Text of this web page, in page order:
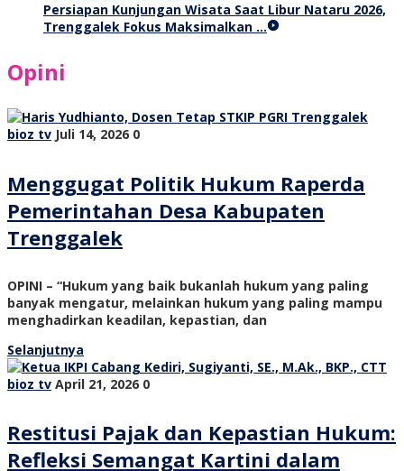
Persiapan Kunjungan Wisata Saat Libur Nataru 2026,
Trenggalek Fokus Maksimalkan …
Opini
bioz tv Juli 14, 2026 0
Menggugat Politik Hukum Raperda
Pemerintahan Desa Kabupaten
Trenggalek
OPINI – “Hukum yang baik bukanlah hukum yang paling
banyak mengatur, melainkan hukum yang paling mampu
menghadirkan keadilan, kepastian, dan
Selanjutnya
bioz tv April 21, 2026 0
Restitusi Pajak dan Kepastian Hukum:
Refleksi Semangat Kartini dalam